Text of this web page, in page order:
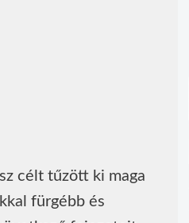
célt tűzött ki maga
fürgébb és